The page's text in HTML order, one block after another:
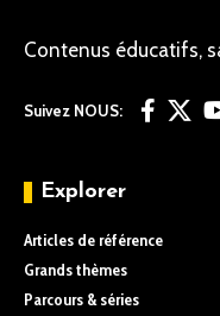
Contenus éducatifs,
Suivez NOUS:
Explorer
Articles de référence
Grands thèmes
Parcours & séries